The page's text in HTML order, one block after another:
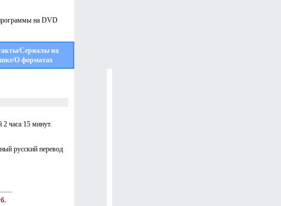
Сериалы на
О форматах
2 часа 15 минут.
русский перевод